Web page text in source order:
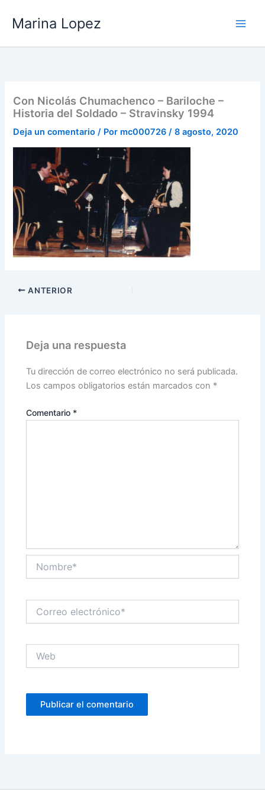
Marina Lopez
Con Nicolás Chumachenco – Bariloche –
Historia del Soldado – Stravinsky 1994
Deja un comentario / Por mc000726/8 agosto, 2020
ANTERIOR
Deja una respuesta
Tu dirección de correo electrónico no será publicada.
Los campos obligatorios están marcados con *
Comentario *
electrónico*